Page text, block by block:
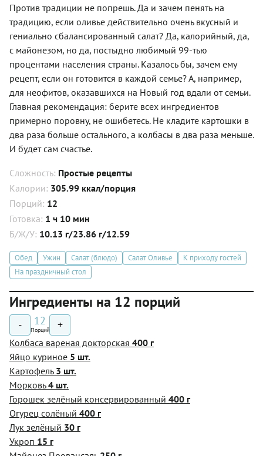
Против традиции не попрешь. Да и зачем пенять на
традицию, если оливье действительно очень вкусный и
гениально сбалансированный салат? Да, калорийный, да,
с майонезом, но да, постыдно любимый 99-тью
процентами населения страны. Казалось бы, зачем ему
рецепт, если он готовится в каждой семье? А, например,
для неофитов, оказавшихся на Новый год вдали от семьи.
Главная рекомендация: берите всех ингредиентов
примерно поровну, не ошибетесь. Не кладите картошки в
два раза больше остального, а колбасы в два раза меньше.
И будет сам счастье.
Сложность: Простые рецепты
Калории: 305.99 ккал/порция
Порций: 12
Готовка: 1 ч 10 мин
Б/Ж/У: 10.13 г/23.86 г/12.59
Обед Ужин Салат (блюдо) Салат Оливье
К приходу гостей
На праздничный стол
Ингредиенты на 12 порций
- 12
Порций +
Колбаса вареная докторская 400 г
Яйцо куриное 5 шт.
Картофель 3 шт.
Морковь4 шт.
Горошек зелёный консервированный 400 г
Огурец солёный 400 г
Лук зелёный 30 г
Укроп 15 г